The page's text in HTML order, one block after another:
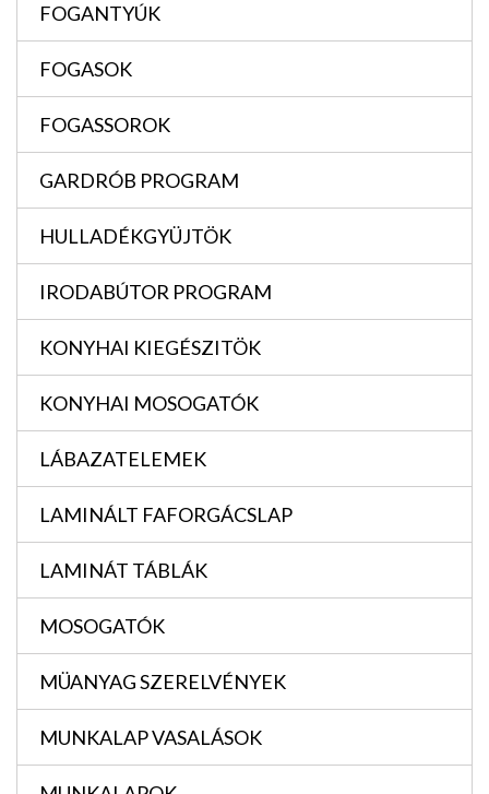
FOGANTYÚK
FOGASOK
FOGASSOROK
GARDRÓB PROGRAM
HULLADÉKGYÜJTÖK
IRODABÚTOR PROGRAM
KONYHAI KIEGÉSZITÖK
KONYHAI MOSOGATÓK
LÁBAZATELEMEK
LAMINÁLT FAFORGÁCSLAP
LAMINÁT TÁBLÁK
MOSOGATÓK
MÜANYAG SZERELVÉNYEK
MUNKALAP VASALÁSOK